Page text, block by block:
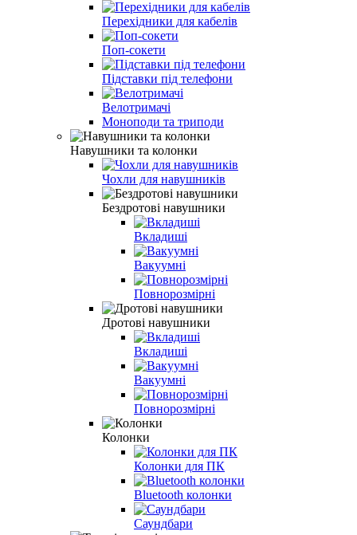
Перехідники для кабелів
Поп-сокети
Підставки під телефони
Велотримачі
Моноподи та триподи
Навушники та колонки
Чохли для навушників
Бездротові навушники
Вкладиші
Вакуумні
Повнорозмірні
Дротові навушники
Вкладиші
Вакуумні
Повнорозмірні
Колонки
Колонки для ПК
Bluetooth колонки
Саундбари